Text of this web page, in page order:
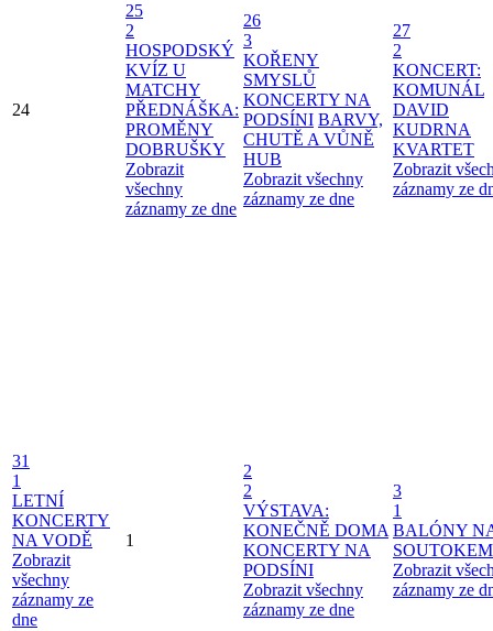
24
25
2
HOSPODSKÝ
KVÍZ U
MATCHY
PŘEDNÁŠKA:
PROMĚNY
DOBRUŠKY
Zobrazit
všechny
záznamy ze dne
26
3
KOŘENY
SMYSLŮ
KONCERTY NA
PODSÍNI BARVY,
CHUTĚ A VŮNĚ
HUB
Zobrazit všechny
záznamy ze dne
27
2
KONCERT:
KOMUNÁL
DAVID
KUDRNA
KVARTET
Zobrazit
záznamy ze
31
1
LETNÍ
KONCERTY
NA VODĚ
Zobrazit
všechny
záznamy ze
dne
1
2
2
VÝSTAVA:
KONEČNĚ DOMA
KONCERTY NA
PODSÍNI
Zobrazit všechny
záznamy ze dne
3
1
BALÓNY
SOUTOKEM
Zobrazit
záznamy ze